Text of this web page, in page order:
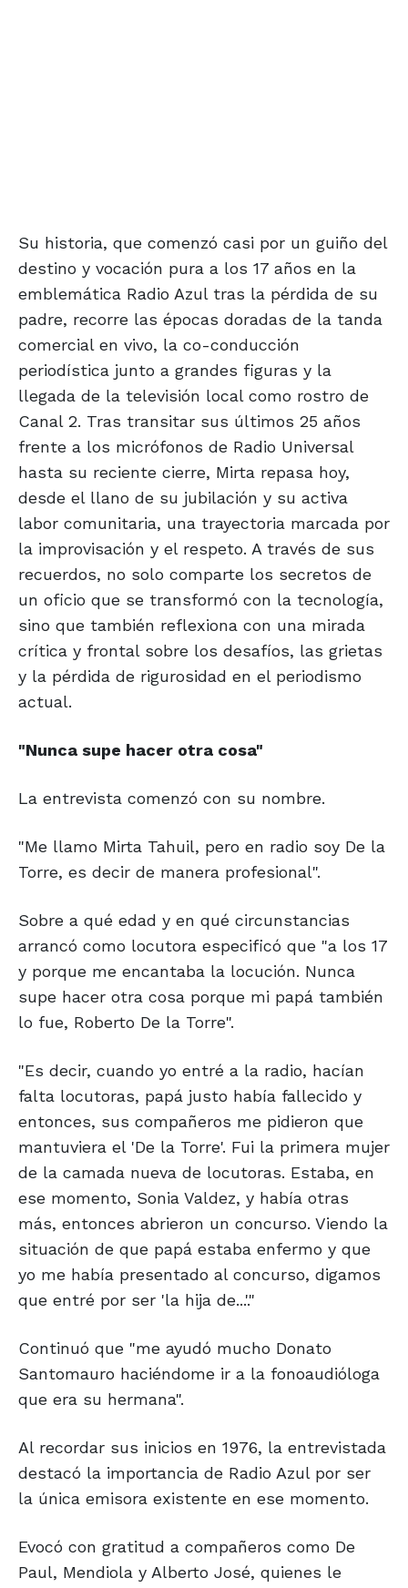
Su historia, que comenzó casi por un guiño del
destino y vocación pura a los 17 años en la
emblemática Radio Azul tras la pérdida de su
padre, recorre las épocas doradas de la tanda
comercial en vivo, la co-conducción
periodística junto a grandes figuras y la
llegada de la televisión local como rostro de
Canal 2. Tras transitar sus últimos 25 años
frente a los micrófonos de Radio Universal
hasta su reciente cierre, Mirta repasa hoy,
desde el llano de su jubilación y su activa
labor comunitaria, una trayectoria marcada por
la improvisación y el respeto. A través de sus
recuerdos, no solo comparte los secretos de
un oficio que se transformó con la tecnología,
sino que también reflexiona con una mirada
crítica y frontal sobre los desafíos, las grietas
y la pérdida de rigurosidad en el periodismo
actual.
"Nunca supe hacer otra cosa"
La entrevista comenzó con su nombre.
"Me llamo Mirta Tahuil, pero en radio soy De la
Torre, es decir de manera profesional".
Sobre a qué edad y en qué circunstancias
arrancó como locutora especificó que "a los 17
y porque me encantaba la locución. Nunca
supe hacer otra cosa porque mi papá también
lo fue, Roberto De la Torre".
"Es decir, cuando yo entré a la radio, hacían
falta locutoras, papá justo había fallecido y
entonces, sus compañeros me pidieron que
mantuviera el 'De la Torre'. Fui la primera mujer
de la camada nueva de locutoras. Estaba, en
ese momento, Sonia Valdez, y había otras
más, entonces abrieron un concurso. Viendo la
situación de que papá estaba enfermo y que
yo me había presentado al concurso, digamos
que entré por ser 'la hija de...'."
Continuó que "me ayudó mucho Donato
Santomauro haciéndome ir a la fonoaudióloga
que era su hermana".
Al recordar sus inicios en 1976, la entrevistada
destacó la importancia de Radio Azul por ser
la única emisora existente en ese momento.
Evocó con gratitud a compañeros como De
Paul, Mendiola y Alberto José, quienes le